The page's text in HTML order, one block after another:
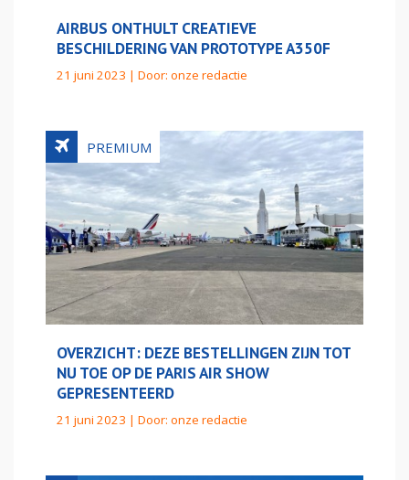
AIRBUS ONTHULT CREATIEVE
BESCHILDERING VAN PROTOTYPE A350F
21 juni 2023 | Door: onze redactie
OVERZICHT: DEZE BESTELLINGEN ZIJN TOT
NU TOE OP DE PARIS AIR SHOW
GEPRESENTEERD
21 juni 2023 | Door: onze redactie